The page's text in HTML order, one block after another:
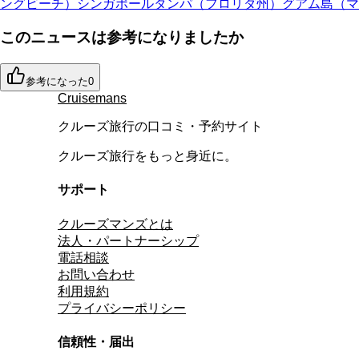
ングビーチ）
シンガポールタンパ（フロリダ州） グアム島（
このニュースは参考になりましたか
参考になった0
Cruisemans
クルーズ旅行の口コミ・予約サイト
クルーズ旅行をもっと身近に。
サポート
クルーズマンズとは
法人・パートナーシップ
電話相談
お問い合わせ
利用規約
プライバシーポリシー
信頼性・届出